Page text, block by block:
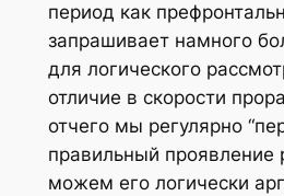
период как
запрашивает намного
для логического
отличие в скорости
отчего мы регулярно
правильный проявление
можем его логически